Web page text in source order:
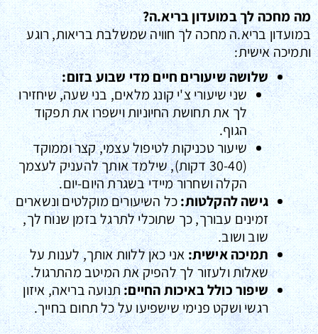
מה מחכה לך במועדון בריא.ה?
במועדון בריא.ה מחכה לך חוויה שמשלבת בריאות, רוגע
ותמיכה אישית:
שלושה שיעורים חיים מדי שבוע בזום:
שני שיעורי צ'י קונג מלאים, בני שעה, שיחזירו
לך את תחושת החיוניות וישפרו את תפקוד
הגוף.
שיעור טכניקות לטיפול עצמי, קצר וממוקד
(30-40 דקות), שילמד אותך להעניק לעצמך
הקלה ושחרור מיידי בשגרת היום-יום.
גישה להקלטות:כל השיעורים מוקלטים ונשארים
זמינים עבורך, כך שתוכלי לתרגל בזמן שנוח לך,
שוב ושוב.
תמיכה אישית:אני כאן ללוות אותך, לענות על
שאלות ולעזור לך להפיק את המיטב מהתרגול.
שיפור כולל באיכות החיים:תנועה בריאה, איזון
רגשי ושקט פנימי שישפיעו על כל תחום בחייך.